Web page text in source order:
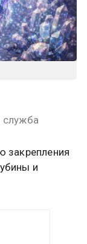
служба
закрепления
и